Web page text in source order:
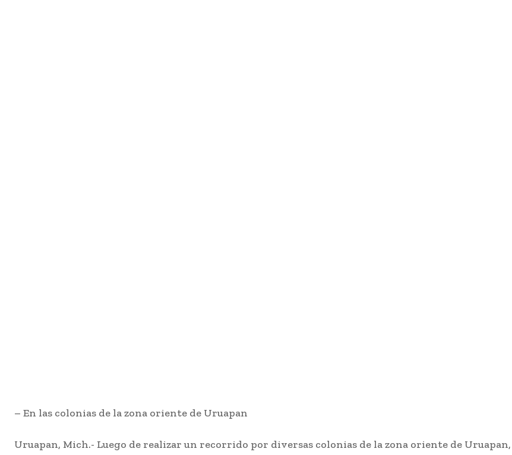
– En las colonias de la zona oriente de Uruapan
Uruapan, Mich.- Luego de realizar un recorrido por diversas colonias de la zona oriente de Uruapan,